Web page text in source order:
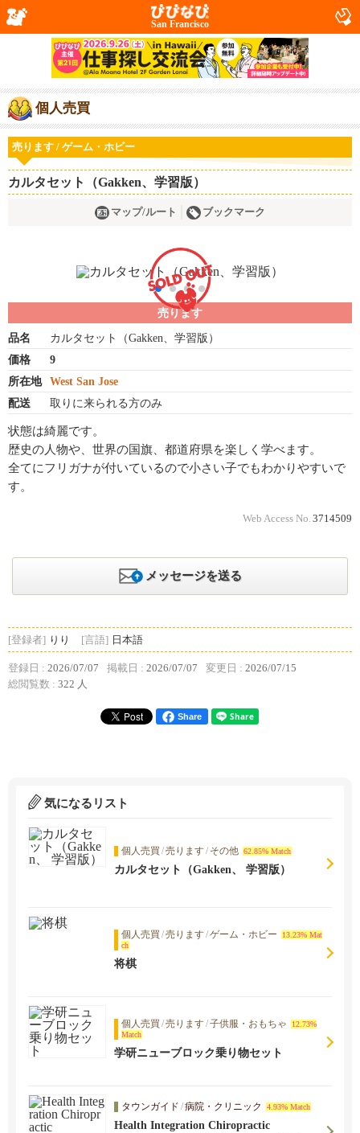
San Francisco
個人売買
売ります / ゲーム・ホビー
カルタセット（Gakken、学習版）
マップ/ルート ブックマーク
売ります
品名
カルタセット（Gakken、学習版）
価格
9
所在地
West San Jose
配送
取りに来られる方のみ
状態は綺麗です。
歴史の人物や、世界の国旗、都道府県を楽しく学べます。
全てにフリガナが付いているので小さい子でもわかりやすいで
す。
Web Access No. 3714509
メッセージを送る
[登録者] りり [言語] 日本語
登録日 : 2026/07/07 掲載日 : 2026/07/07 変更日 : 2026/07/15
総閲覧数 : 322 人
Share
気になるリスト
個人売買 /売ります/ その他 62.85% Match
カルタセット（Gakken、 学習版）
個人売買 /売ります/ゲーム・ホビー
13.23% Mat
ch
将棋
個人売買 /売ります/子供服・おもちゃ
12.73%
Match
学研ニューブロック乗り物セット
タウンガイド /病院・クリニック 4.93% Match
Health Integration Chiropractic